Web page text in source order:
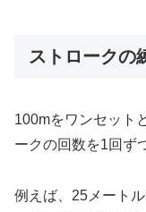
ストロークの
100mをワンセット
ークの回数を1回ず
例えば、25メート